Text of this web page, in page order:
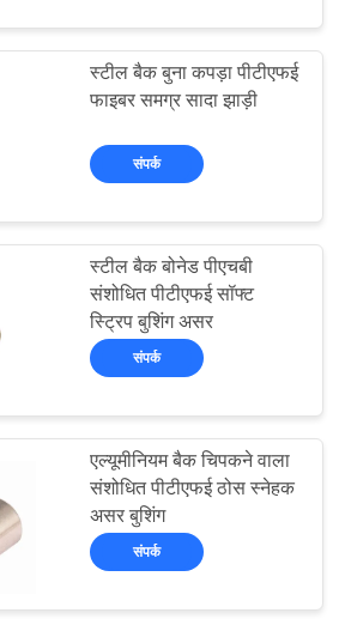
घाव असर
1
स्टील बैक बुना कपड़ा पीटीएफई
फाइबर समग्र सादा झाड़ी
संपर्क
स्टील बैक बोनेड पीएचबी
संशोधित पीटीएफई सॉफ्ट
स्ट्रिप बुशिंग असर
संपर्क
एल्यूमीनियम बैक चिपकने वाला
संशोधित पीटीएफई ठोस स्नेहक
असर बुशिंग
संपर्क